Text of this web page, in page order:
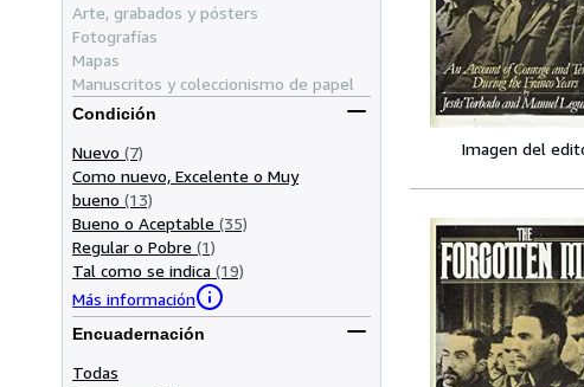
Arte, grabados y pósters
Fotografías
Mapas
Manuscritos y coleccionismo de papel
Condición
Nuevo (7)
Como nuevo, Excelente o Muy
bueno (13)
Bueno o Aceptable (35)
Regular o Pobre (1)
Tal como se indica (19)
Más información
Encuadernación
Todas
Imagen del